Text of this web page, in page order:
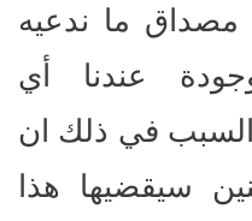
ما ندعيه
عندنا أي
في ذلك ان
سيقضيها هذا